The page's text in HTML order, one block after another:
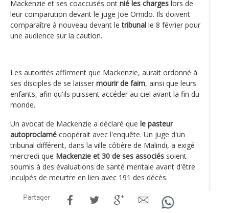
Mackenzie et ses coaccusés ont nié les charges lors de
leur comparution devant le juge Joe Omido. Ils doivent
comparaître à nouveau devant letribunal le 8 février pour
une audience sur la caution.
Les autorités affirment que Mackenzie, aurait ordonné à
ses disciples de se laisser mourir de faim, ainsi que leurs
enfants, afin qu'ils puissent accéder au ciel avant la fin du
monde.
Un avocat de Mackenzie a déclaré que le pasteur
autoproclamé coopérait avec l'enquête. Un juge d'un
tribunal différent, dans la ville côtière de Malindi, a exigé
mercredi que Mackenzie et 30 de ses associés soient
soumis à des évaluations de santé mentale avant d'être
inculpés de meurtre en lien avec 191 des décès.
Partager